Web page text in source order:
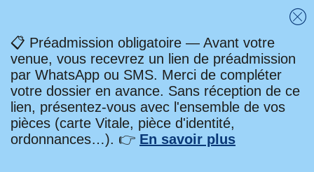
📋 Préadmission obligatoire — Avant votre
venue, vous recevrez un lien de préadmission
par WhatsApp ou SMS. Merci de compléter
votre dossier en avance. Sans réception de ce
lien, présentez-vous avec l'ensemble de vos
pièces (carte Vitale, pièce d'identité,
ordonnances…). 👉 En savoir plus